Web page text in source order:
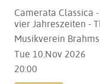
Camerata Classica
vier Jahreszeiten -
Musikverein
Tue 10.Nov 2026
20:00